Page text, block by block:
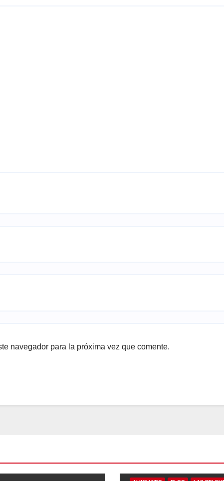
navegador para la próxima vez que comente.